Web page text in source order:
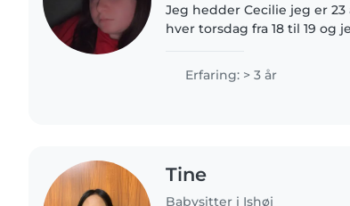
Jeg hedder Cecilie jeg er
hver torsdag fra 18 til 19
Erfaring: > 3 år
Tine
Babysitter i Ishøj